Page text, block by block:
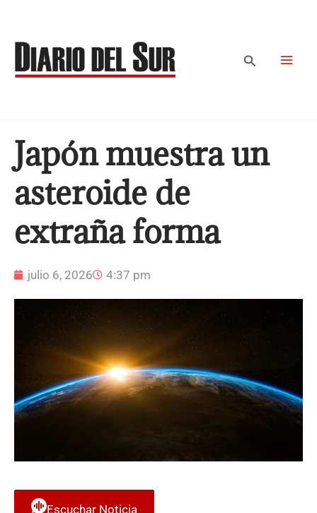
contenido
Buscar
Japón muestra un
asteroide de
extraña forma
julio 6, 2026 4:37 pm
Escuchar Noticia